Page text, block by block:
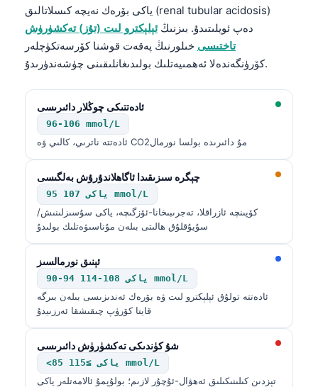
ياكى بۆرەك نەيچە كىسلاتالىق (renal tubular acidosis)
دەپ ئويلىتىدۇ. بىزنىڭ ئېلېكترو لىت (تۇز) تەكشۈرۈش
تاختىسى خىلورنىڭ پەقەت قوشنا كۆرسەتكۈچلەر
كۆرۈنگەندەلا ئەھمىيەتلىك بولىدىغانلىقىنى چۈشەندۈرىدۇ.
ئادەتتىكى چوڭلار دائىرىسى
96-106 mmol/L
ئادەتتە ناترىي، كالىي ۋە CO2مۇ دائىرىدە بولسا نورمال
چېگرە سىزىقىدا ئاگاھلاندۇرۇش بەلگىسى
95 ياكى 107 mmol/L
كۆپىنچە ئازراقلا، تەجرىبىخانا-ئۆزگىچە، ياكى سۇسىزلىنىش/
سۇيۇقلۇق ھالىتى بىلەن مۇناسىۋەتلىك بولىدۇ
ئېنىق نورمالسىز
90-94 ياكى 108-114 mmol/L
ئادەتتە تولۇق ئېلېكترو لىت ۋە بۆرەك ئەندىزىسى بىلەن بىرگە
قايتا كۆرۈپ چىقىشقا ئەرزىيدۇ
شۇ كۈندىكى تەكشۈرۈش دائىرىسى
<85 ياكى ≥115 mmol/L
تېزدىن كىلىنىكىلىق ئەھۋال-ئۇچۇر لازىم؛ بولۇپمۇ ئالامەتلەر ياكى